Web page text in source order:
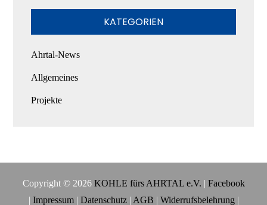
KATEGORIEN
Ahrtal-News
Allgemeines
Projekte
Copyright © 2026 KOHLE fürs AHRTAL e.V. | Facebook
| Impressum| Datenschutz| AGB | Widerrufsbelehrung |